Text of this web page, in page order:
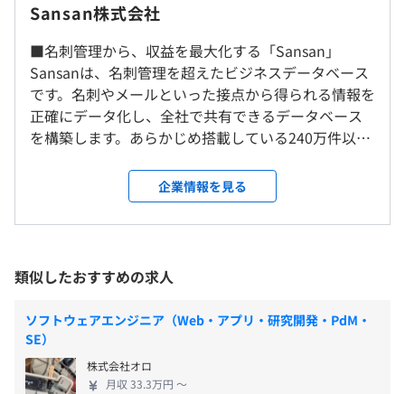
本社
〒150-6228 東京都渋谷区桜丘町1-1 渋谷サクラステージ
28F
※他拠点でも実施可
※フルリモートも応相談
■本社
・交通費支給
遠方の方は弊社にてマンスリーマンションを手配します。
インターンのためなし
雇用関係なし
前年度の月平均所定外労働時間の実績
10.0時間
Sansan株式会社
■名刺管理から、収益を最大化する「Sansan」
Sansanは、名刺管理を超えたビジネスデータベース
です。名刺やメールといった接点から得られる情報を
正確にデータ化し、全社で共有できるデータベース
を構築します。あらかじめ搭載している240万件以上
一元管理できるようにすることで、これまで気付け
なかったビジネス機会を最大化し、売上の拡大を後
押しします。また、名刺関連の業務や商談準備を効率
ストの削減も可能にします。 ■「なくせる」をつく
り、全社の働き方を変える「Bill One」 Sansan株式
会社が提供するBill Oneは、請求書受領、経費精算、
債権管理といった、さまざまな業務領域の課題を解
決する、経理AXサービスです。請求書や領収書とい
った証憑書類が関わる全社の業務プロセスを根底か
企業情報を見る
類似したおすすめの求人
ソフトウェアエンジニア（Web・アプリ・研究開発・PdM・
SE）
株式会社オロ
月収 33.3万円 〜